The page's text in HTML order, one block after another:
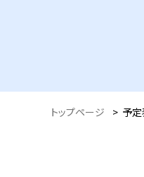
トップページ > 予定